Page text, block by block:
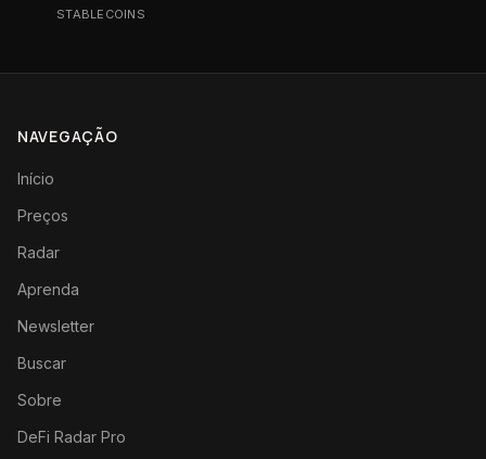
STABLECOINS
NAVEGAÇÃO
Início
Preços
Radar
Aprenda
Newsletter
Buscar
Sobre
DeFi Radar Pro